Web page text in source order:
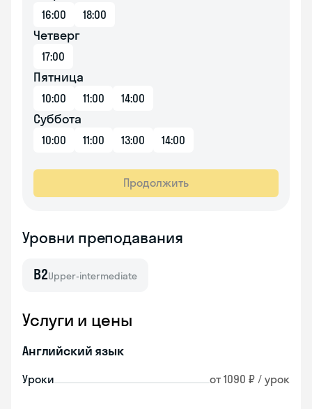
16:00 18:00
Четверг
17:00
Пятница
10:00 11:00 14:00
Суббота
10:00 11:00 13:00 14:00
Продолжить
Уровни преподавания
B2Upper-intermediate
Услуги и цены
Английский язык
Уроки от 1090 ₽ / урок